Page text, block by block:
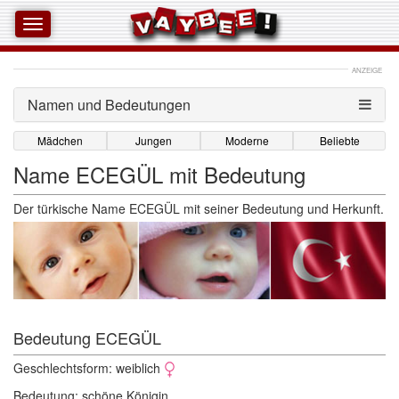
ANZEIGE
Namen und Bedeutungen
Mädchen Jungen Moderne Beliebte
Name ECEGÜL mit Bedeutung
Der türkische Name ECEGÜL mit seiner Bedeutung und Herkunft.
Bedeutung ECEGÜL
Geschlechtsform: weiblich